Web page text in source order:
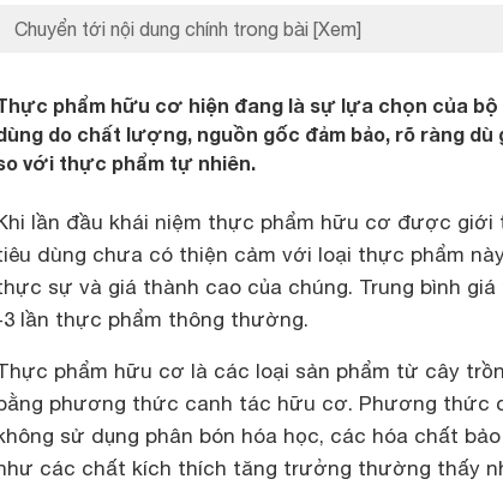
Chuyển tới nội dung chính trong bài [Xem]
phẩm hữu cơ hiện đang là sự lựa chọn của
do chất lượng, nguồn gốc đảm bảo, rõ ràng
với thực phẩm tự nhiên.
lần đầu khái niệm thực phẩm hữu cơ được
dùng chưa có thiện cảm với loại thực phẩm
sự và giá thành cao của chúng. Trung bình
3 lần thực phẩm thông thường.
phẩm hữu cơ là các loại sản phẩm từ cây
phương thức canh tác hữu cơ. Phương thức
sử dụng phân bón hóa học, các hóa chất
các chất kích thích tăng trưởng thường thấy